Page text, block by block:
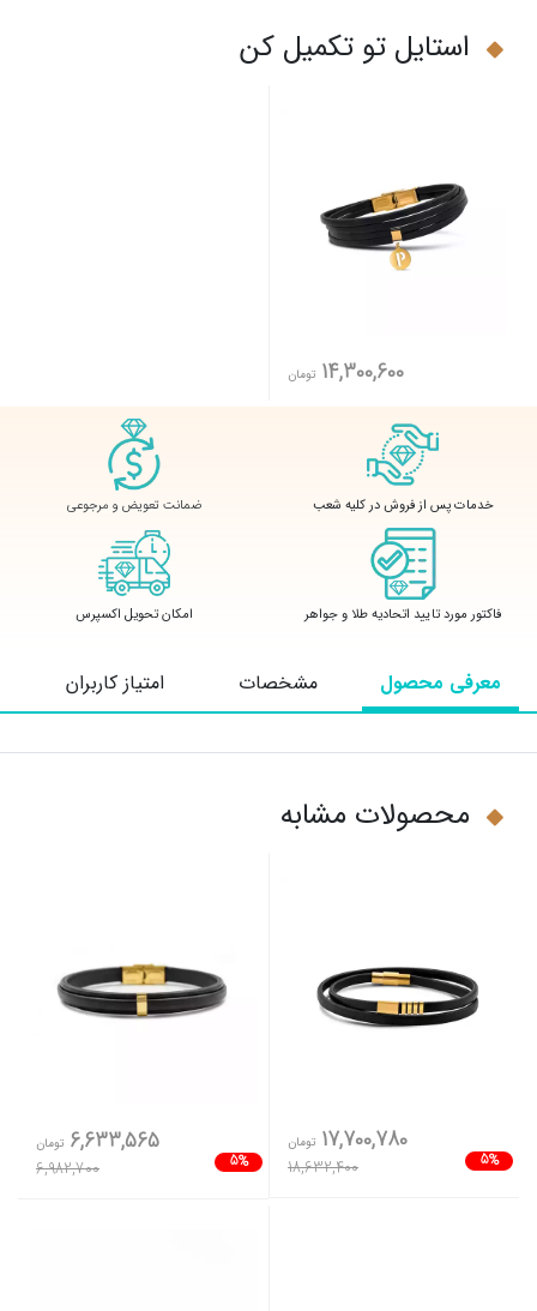
استایل تو تکمیل کن
14,300,600 تومان
خدمات پس از فروش در کلیه شعب ضمانت تعویض و مرجوعی
فاکتور مورد تایید اتحادیه طلا و جواهر امکان تحویل اکسپرس
معرفی محصول مشخصات امتیاز کاربران
محصولات مشابه
5%
17,700,780 تومان
18,632,400
5%
6,633,565 تومان
6,982,700